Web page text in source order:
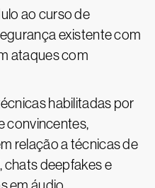
ao curso de
existente com
ataques com
habilitadas por
convincentes,
relação a técnicas de
chats deepfakes e